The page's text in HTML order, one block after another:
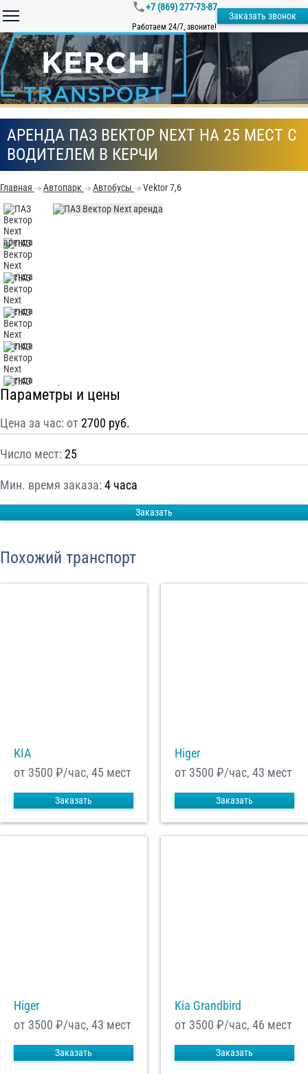
+7 (869) 277-73-87
Работаем 24/7, звоните!
Заказать звонок
АРЕНДА ПАЗ ВЕКТОР NEXT НА 25 МЕСТ С
ВОДИТЕЛЕМ В КЕРЧИ
Главная Автопарк Автобусы Vektor 7,6
Параметры и цены
Цена за час: от2700 руб.
Число мест: 25
Мин. время заказа: 4 часа
Заказать
Похожий транспорт
KIA
от 3500 ₽/час, 45 мест
Заказать
Higer
от 3500 ₽/час, 43 мест
Заказать
Higer
от 3500 ₽/час, 43 мест
Заказать
Kia Grandbird
от 3500 ₽/час, 46 мест
Заказать